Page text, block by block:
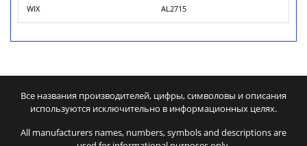
WIX AL2715
Все названия производителей, цифры, символовы и описания
используются исключительно в информационных целях.
All manufacturers names, numbers, symbols and descriptions are